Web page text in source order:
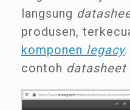
langsung
produsen,
komponen legacy
contoh datasheet